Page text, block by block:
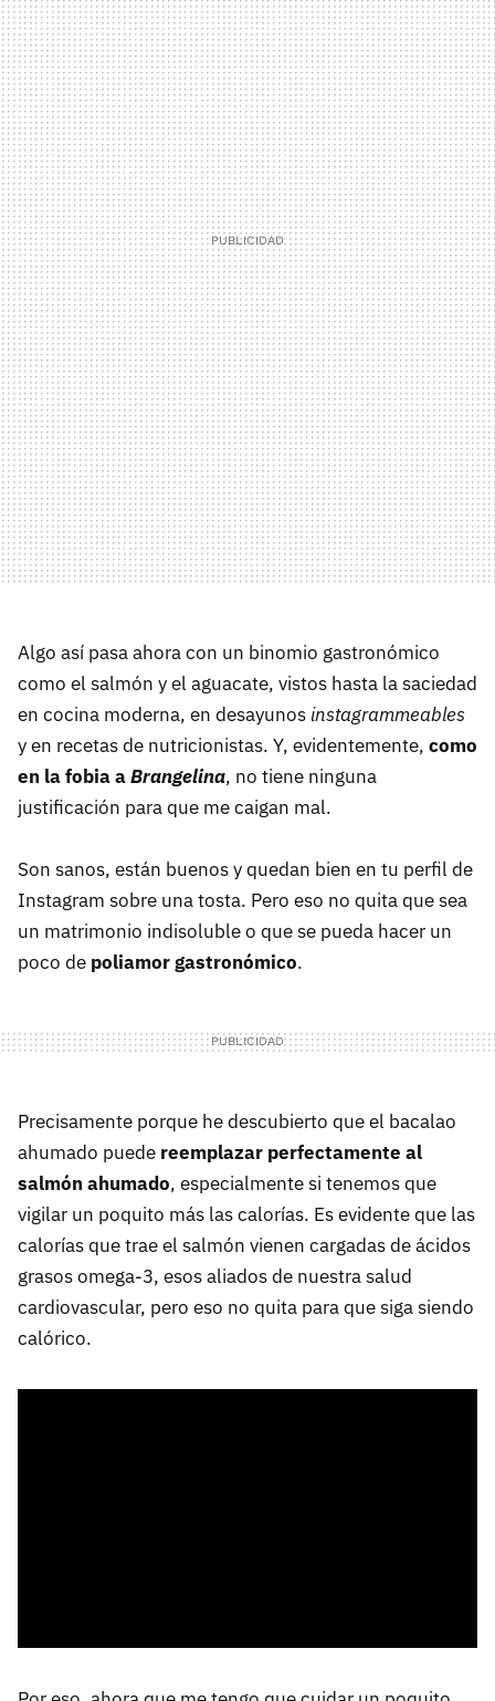
Algo así pasa ahora con un binomio gastronómico
como el salmón y el aguacate, vistos hasta la saciedad
en cocina moderna, en desayunos instagrammeables
y en recetas de nutricionistas. Y, evidentemente, como
en la fobia aBrangelina, no tiene ninguna
justificación para que me caigan mal.
Son sanos, están buenos y quedan bien en tu perfil de
Instagram sobre una tosta. Pero eso no quita que sea
un matrimonio indisoluble o que se pueda hacer un
poco de poliamor gastronómico.
Precisamente porque he descubierto que el bacalao
ahumado puede reemplazar perfectamente al
salmón ahumado, especialmente si tenemos que
vigilar un poquito más las calorías. Es evidente que las
calorías que trae el salmón vienen cargadas de ácidos
grasos omega-3, esos aliados de nuestra salud
cardiovascular, pero eso no quita para que siga siendo
calórico.